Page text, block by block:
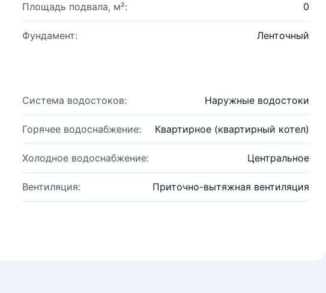
Площадь подвала, м²: 0
Фундамент: Ленточный
Система водостоков: Наружные водостоки
Горячее водоснабжение: Квартирное (квартирный котел)
Холодное водоснабжение: Центральное
Вентиляция: Приточно-вытяжная вентиляция